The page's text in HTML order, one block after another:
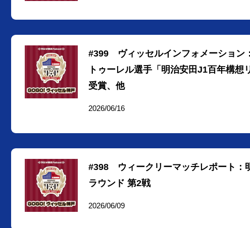
#399 ヴィッセルインフォメーション
トゥーレル選手「明治安田J1百年構想
受賞、他
2026/06/16
#398 ウィークリーマッチレポート：
ラウンド 第2戦
2026/06/09